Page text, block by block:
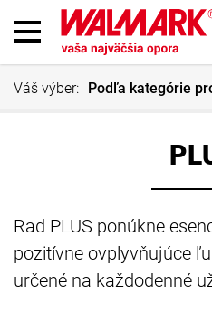
Váš výber: Podľa kategórie
Rad PLUS ponúkne
pozitívne ovplyvňujúce
určené na každodenné